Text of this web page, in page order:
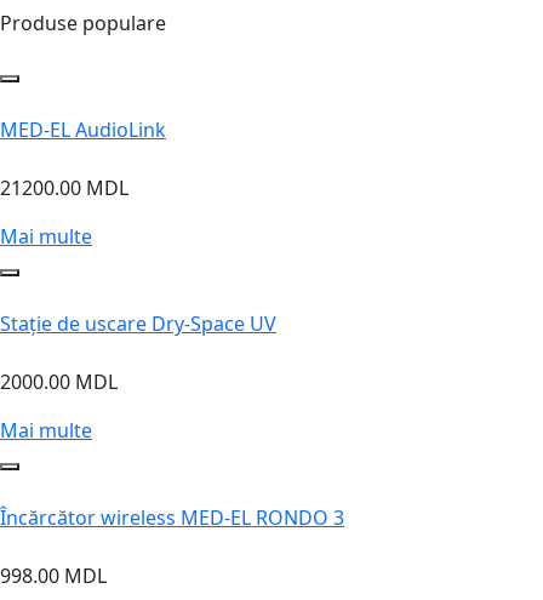
Produse populare
MED-EL AudioLink
21200.00 MDL
Mai multe
Stație de uscare Dry-Space UV
2000.00 MDL
Mai multe
Încărcător wireless MED-EL RONDO 3
998.00 MDL